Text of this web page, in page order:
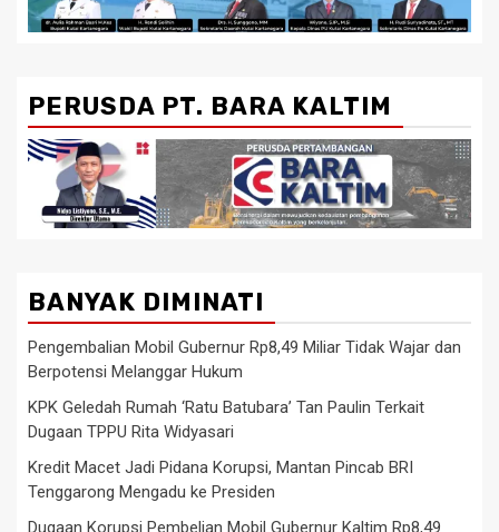
PERUSDA PT. BARA KALTIM
BANYAK DIMINATI
Pengembalian Mobil Gubernur Rp8,49 Miliar Tidak Wajar dan
Berpotensi Melanggar Hukum
KPK Geledah Rumah ‘Ratu Batubara’ Tan Paulin Terkait
Dugaan TPPU Rita Widyasari
Kredit Macet Jadi Pidana Korupsi, Mantan Pincab BRI
Tenggarong Mengadu ke Presiden
Dugaan Korupsi Pembelian Mobil Gubernur Kaltim Rp8,49